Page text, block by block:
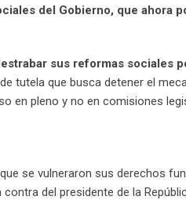
del Gobierno, que ahora
sus reformas sociales
tutela que busca detener el
en pleno y no en comisiones
se vulneraron sus derechos
del presidente de la